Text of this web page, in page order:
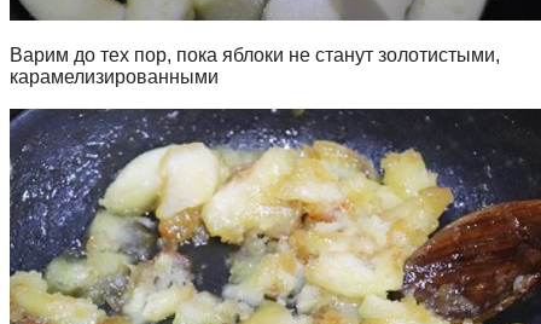
Варим до тех пор, пока яблоки не станут золотистыми,
карамелизированными